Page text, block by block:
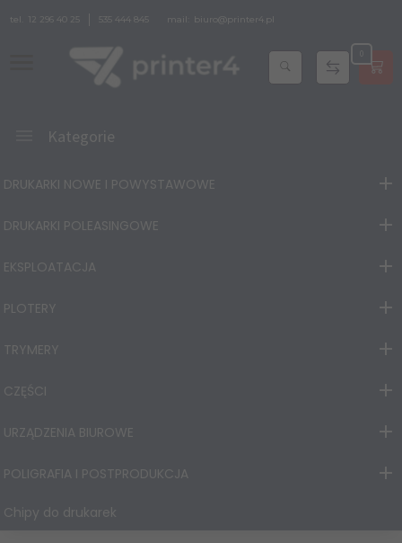
tel. 12 296 40 25 535 444 845 mail: biuro@printer4.pl
Kategorie
DRUKARKI NOWE I POWYSTAWOWE
DRUKARKI POLEASINGOWE
EKSPLOATACJA
PLOTERY
TRYMERY
CZĘŚCI
URZĄDZENIA BIUROWE
POLIGRAFIA I POSTPRODUKCJA
Chipy do drukarek